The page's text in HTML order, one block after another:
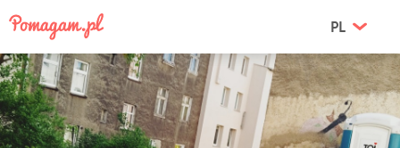
PL